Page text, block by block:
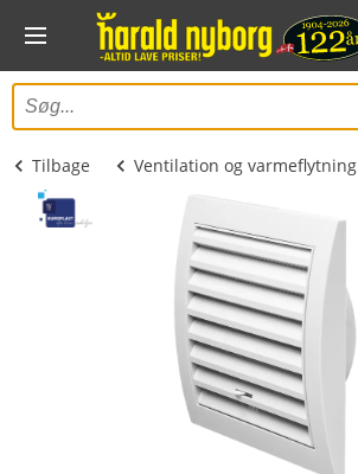
Tilbage Ventilation og varmeflytning